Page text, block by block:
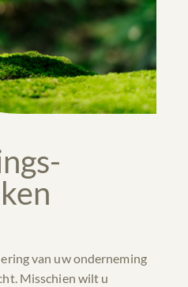
van uw onderneming
Misschien wilt u